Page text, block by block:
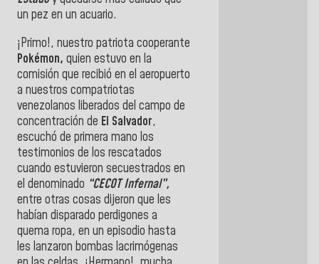
un pez en un acuario.
¡Primo!, nuestro patriota cooperante
Pokémon, quien estuvo en la
comisión que recibió en el aeropuerto
a nuestros compatriotas
venezolanos liberados del campo de
concentración de El Salvador,
escuchó de primera mano los
testimonios de los rescatados
cuando estuvieron secuestrados en
el denominado “CECOT Infernal”,
entre otras cosas dijeron que les
habían disparado perdigones a
quema ropa, en un episodio hasta
les lanzaron bombas lacrimógenas